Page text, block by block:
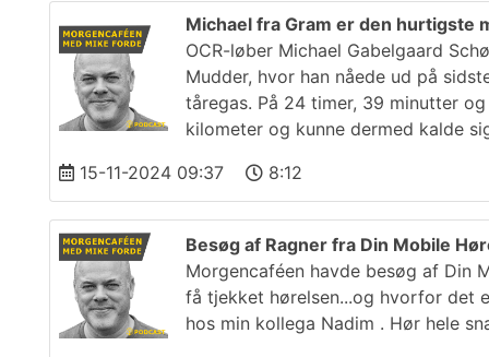
Michael fra Gram er den hurtigste
OCR-løber Michael Gabelgaard
Mudder, hvor han nåede ud på
tåregas. På 24 timer, 39 minutter
kilometer og kunne dermed kalde
15-11-2024 09:37
8:12
Besøg af Ragner fra Din Mobile
Morgencaféen havde besøg af Din
få tjekket hørelsen...og hvorfor det
hos min kollega Nadim . Hør hele